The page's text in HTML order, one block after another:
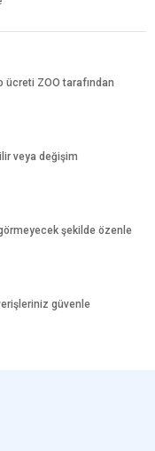
ücreti ZOO tarafından
veya değişim
şekilde özenle
güvenle